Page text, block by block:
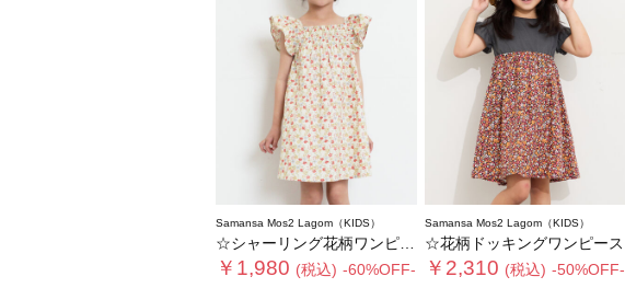
Samansa Mos2 Lagom（KIDS）
☆シャーリング花柄ワンピース
￥1,980 (税込) -60%OFF-
Samansa Mos2 Lagom（KIDS）
☆花柄ドッキングワンピース
￥2,310 (税込) -50%OFF-